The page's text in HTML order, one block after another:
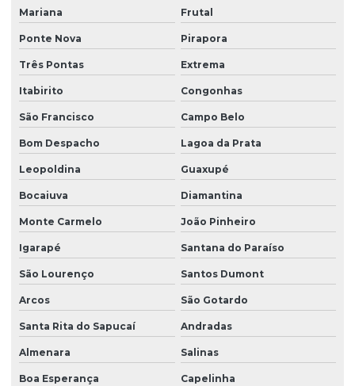
Mariana Frutal
Ponte Nova Pirapora
Três Pontas Extrema
Itabirito Congonhas
São Francisco Campo Belo
Bom Despacho Lagoa da Prata
Leopoldina Guaxupé
Bocaiuva Diamantina
Monte Carmelo João Pinheiro
Igarapé Santana do Paraíso
São Lourenço Santos Dumont
Arcos São Gotardo
Santa Rita do Sapucaí Andradas
Almenara Salinas
Boa Esperança Capelinha